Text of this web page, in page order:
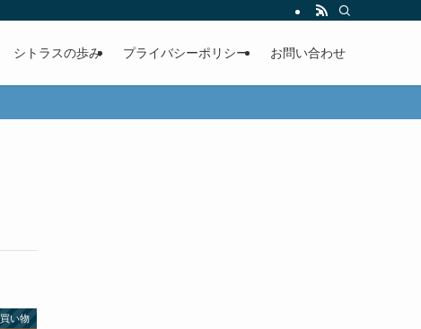
シトラスの歩み プライバシーポリシー お問い合わせ
い物